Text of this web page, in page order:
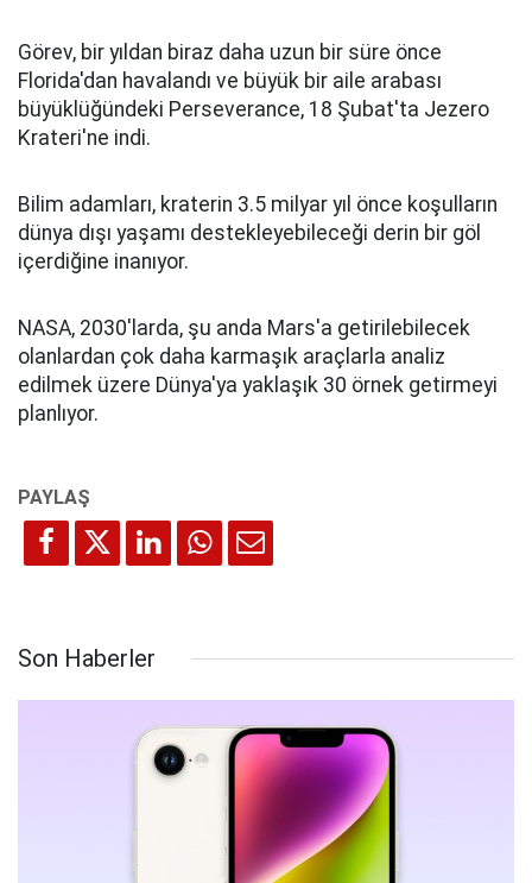
Görev, bir yıldan biraz daha uzun bir süre önce
Florida'dan havalandı ve büyük bir aile arabası
büyüklüğündeki Perseverance, 18 Şubat'ta Jezero
Krateri'ne indi.
Bilim adamları, kraterin 3.5 milyar yıl önce koşulların
dünya dışı yaşamı destekleyebileceği derin bir göl
içerdiğine inanıyor.
NASA, 2030'larda, şu anda Mars'a getirilebilecek
olanlardan çok daha karmaşık araçlarla analiz
edilmek üzere Dünya'ya yaklaşık 30 örnek getirmeyi
planlıyor.
Son Haberler